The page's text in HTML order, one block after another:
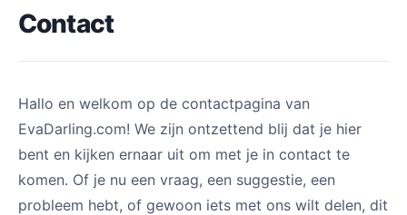
Contact
Hallo en welkom op de contactpagina van
EvaDarling.com! We zijn ontzettend blij dat je hier
bent en kijken ernaar uit om met je in contact te
komen. Of je nu een vraag, een suggestie, een
probleem hebt, of gewoon iets met ons wilt delen, dit